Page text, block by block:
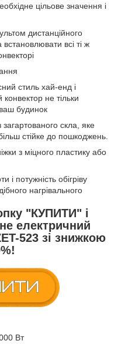
цільове значення і
дистанційного
всі ті ж
стиль хай-енд і
не тільки
будинок
скла, яке
стійке до пошкоджень.
з міцного пластику або
і потужність обігріву
нагрівального
"КУПИТИ" і
електричний
523 зі знижкою
Вт